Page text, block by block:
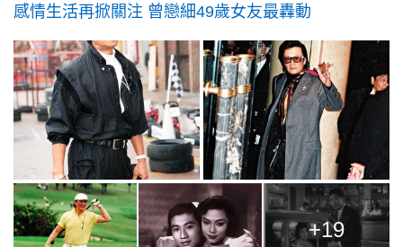
感情生活再掀關注 曾戀細49歲女友最轟動
+19